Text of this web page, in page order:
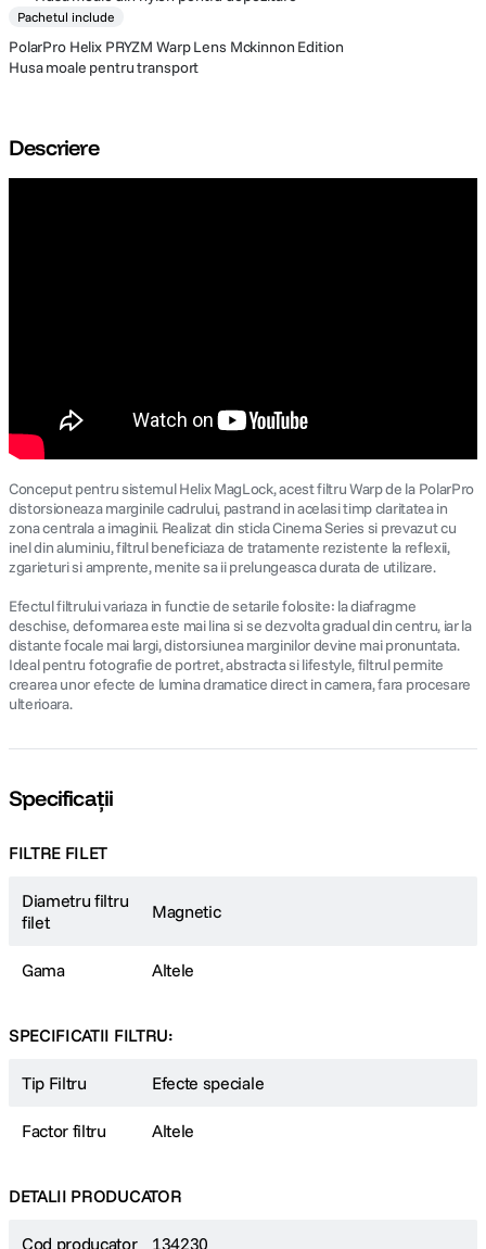
Pachetul include
PolarPro Helix PRYZM Warp Lens Mckinnon Edition
Husa moale pentru transport
Descriere
Conceput pentru sistemul Helix MagLock, acest filtru Warp de la PolarPro
distorsioneaza marginile cadrului, pastrand in acelasi timp claritatea in
zona centrala a imaginii. Realizat din sticla Cinema Series si prevazut cu
inel din aluminiu, filtrul beneficiaza de tratamente rezistente la reflexii,
zgarieturi si amprente, menite sa ii prelungeasca durata de utilizare.
Efectul filtrului variaza in functie de setarile folosite: la diafragme
deschise, deformarea este mai lina si se dezvolta gradual din centru, iar la
distante focale mai largi, distorsiunea marginilor devine mai pronuntata.
Ideal pentru fotografie de portret, abstracta si lifestyle, filtrul permite
crearea unor efecte de lumina dramatice direct in camera, fara procesare
ulterioara.
Specificații
FILTRE FILET
Diametru filtru
filet
Magnetic
Gama Altele
SPECIFICATII FILTRU:
Tip Filtru Efecte speciale
Factor filtru Altele
DETALII PRODUCATOR
Cod producator 134230